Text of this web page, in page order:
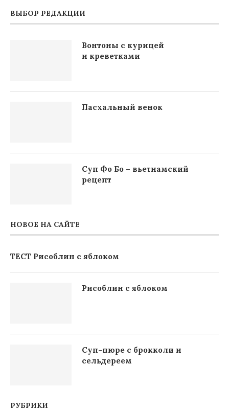
ВЫБОР РЕДАКЦИИ
Вонтоны с курицей
и креветками
Пасхальный венок
Суп Фо Бо – вьетнамский
рецепт
НОВОЕ НА САЙТЕ
ТЕСТ Рисоблин с яблоком
Рисоблин с яблоком
Суп-пюре с брокколи и
сельдереем
РУБРИКИ